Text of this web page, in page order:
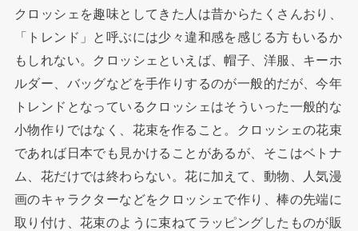
クロッシェを趣味としてきた人は昔からたくさんおり、
「トレンド」と呼ぶには少々違和感を感じる方もいるか
もしれない。クロッシェといえば、帽子、洋服、キーホ
ルダー、バッグなどを手作りするのが一般的だが、今年
トレンドとなっているクロッシェはそういった一般的な
小物作りではなく、花束を作ること。クロッシェの花束
であれば日本でも見かけることがあるが、そこはベトナ
ム、花だけでは終わらない。花に加えて、動物、人気漫
画のキャラクターなどをクロッシェで作り、棒の先端に
取り付け、花束のように束ねてラッピングしたものが販